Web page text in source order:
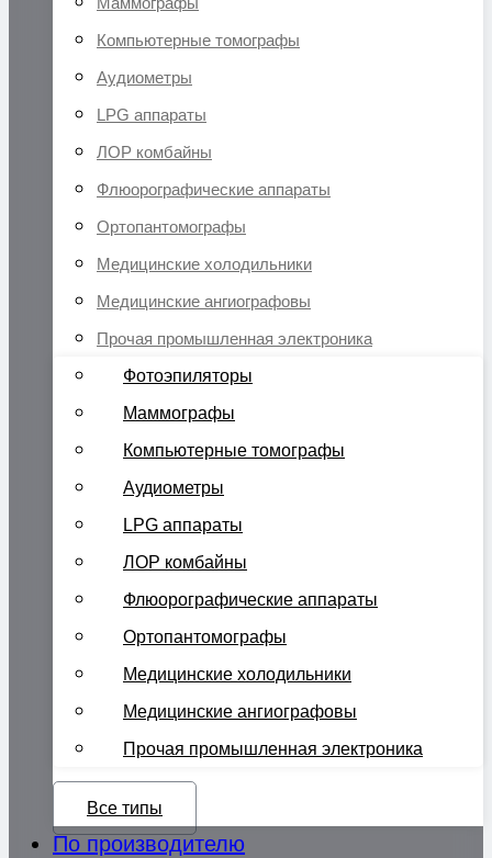
Компьютерные томографы
Аудиометры
LPG аппараты
ЛОР комбайны
Флюорографические аппараты
Ортопантомографы
Медицинские холодильники
Медицинские ангиографовы
Прочая промышленная электроника
Фотоэпиляторы
Маммографы
Компьютерные томографы
Аудиометры
LPG аппараты
ЛОР комбайны
Флюорографические аппараты
Ортопантомографы
Медицинские холодильники
Медицинские ангиографовы
Прочая промышленная электроника
Все типы
По производителю